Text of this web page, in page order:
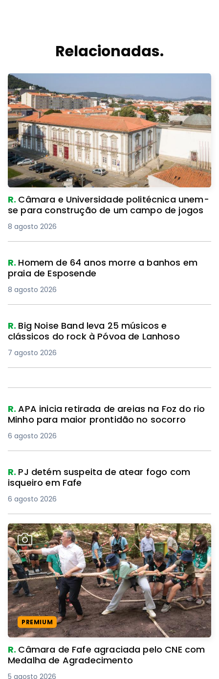
Relacionadas.
R. Câmara e Universidade politécnica unem-
se para construção de um campo de jogos
8 agosto 2026
R. Homem de 64 anos morre a banhos em
praia de Esposende
8 agosto 2026
R. Big Noise Band leva 25 músicos e
clássicos do rock à Póvoa de Lanhoso
7 agosto 2026
R.APA inicia retirada de areias na Foz do rio
Minho para maior prontidão no socorro
6 agosto 2026
R. PJ detém suspeita de atear fogo com
isqueiro em Fafe
6 agosto 2026
PREMIUM
R. Câmara de Fafe agraciada pelo CNE com
Medalha de Agradecimento
5 agosto 2026